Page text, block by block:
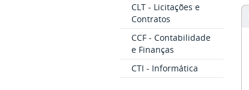
CLT - Licitações e
Contratos
CCF - Contabilidade
e Finanças
CTI - Informática